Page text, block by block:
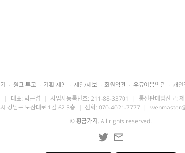
· 원고 투고 · 기획 제안 · 제안/제보 · 회원약관 · 유료이용약관 · 개
| 대표: 박근섭 | 사업자등록번호: 211-88-33701 | 통신판매업신고:
강남구 도산대로 1길 62 5층 | 전화: 070-4021-7777 |
©황금가지 . All rights reserved.